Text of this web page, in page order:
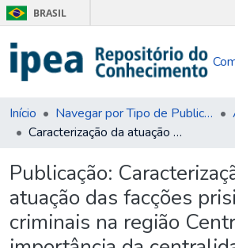
BRASIL
Início Navegar por Tipo de Publicação
Caracterização da atuação das facções prisionais-criminais na região Centro-Oeste : a importância da centralidade geográfica e dos territórios de fronteira nas distintas configurações regionais
Publicação:
atuação das facções
criminais na região